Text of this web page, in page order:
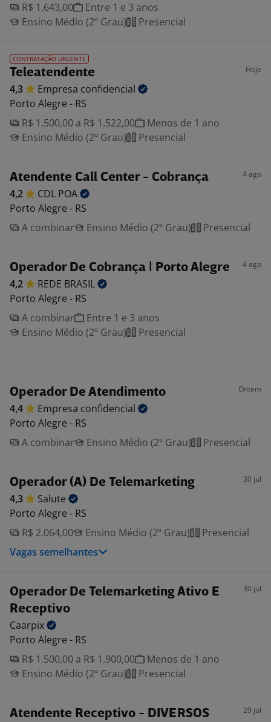
R$ 1.643,00
Entre 1 e 3 anos
Ensino Médio (2º Grau)
Presencial
CONTRATAÇÃO URGENTE
Teleatendente Hoje
4,3 Empresa confidencial
Porto Alegre - RS
R$ 1.500,00 a R$ 1.522,00
Menos de 1 ano
Ensino Médio (2º Grau)
Presencial
Atendente Call Center - Cobrança 4 ago
4,2 CDL POA
Porto Alegre - RS
A combinar
Ensino Médio (2º Grau) Presencial
Operador De Cobrança | Porto Alegre 4 ago
4,2 REDE BRASIL
Porto Alegre - RS
A combinar
Entre 1 e 3 anos
Ensino Médio (2º Grau)
Presencial
Operador De Atendimento Ontem
4,4 Empresa confidencial
Porto Alegre - RS
A combinar
Ensino Médio (2º Grau) Presencial
Operador (A) De Telemarketing 30 jul
4,3
Salute
Porto Alegre - RS
R$ 2.064,00
Ensino Médio (2º Grau)
Presencial
Vagas semelhantes
Operador De Telemarketing Ativo E
Receptivo
30 jul
Caarpix
Porto Alegre - RS
R$ 1.500,00 a R$ 1.900,00
Menos de 1 ano
Ensino Médio (2º Grau)
Presencial
Atendente Receptivo - DIVERSOS 29 jul